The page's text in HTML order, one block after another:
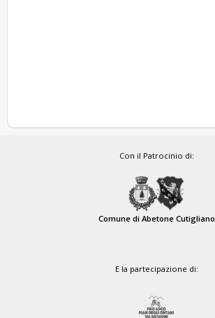
Con il Patrocinio di:
Comune di Abetone Cutigliano
E la partecipazione di: